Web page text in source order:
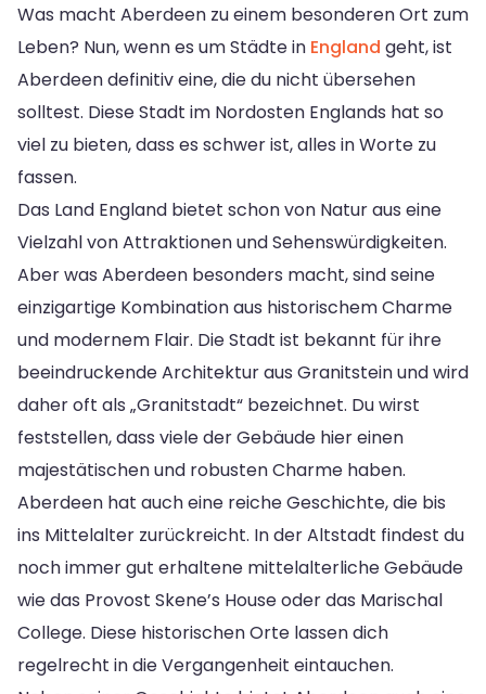
Was macht Aberdeen zu einem besonderen Ort zum
Leben? Nun, wenn es um Städte in England geht, ist
Aberdeen definitiv eine, die du nicht übersehen
solltest. Diese Stadt im Nordosten Englands hat so
viel zu bieten, dass es schwer ist, alles in Worte zu
fassen.
Das Land England bietet schon von Natur aus eine
Vielzahl von Attraktionen und Sehenswürdigkeiten.
Aber was Aberdeen besonders macht, sind seine
einzigartige Kombination aus historischem Charme
und modernem Flair. Die Stadt ist bekannt für ihre
beeindruckende Architektur aus Granitstein und wird
daher oft als „Granitstadt“ bezeichnet. Du wirst
feststellen, dass viele der Gebäude hier einen
majestätischen und robusten Charme haben.
Aberdeen hat auch eine reiche Geschichte, die bis
ins Mittelalter zurückreicht. In der Altstadt findest du
noch immer gut erhaltene mittelalterliche Gebäude
wie das Provost Skene’s House oder das Marischal
College. Diese historischen Orte lassen dich
regelrecht in die Vergangenheit eintauchen.